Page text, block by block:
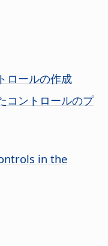
ロールの作成
コントロールのプ
in the